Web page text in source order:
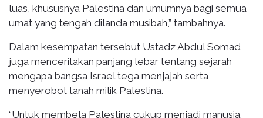
luas, khususnya Palestina dan umumnya bagi semua
umat yang tengah dilanda musibah,” tambahnya.
Dalam kesempatan tersebut Ustadz Abdul Somad
juga menceritakan panjang lebar tentang sejarah
mengapa bangsa Israel tega menjajah serta
menyerobot tanah milik Palestina.
“Untuk membela Palestina cukup menjadi manusia.